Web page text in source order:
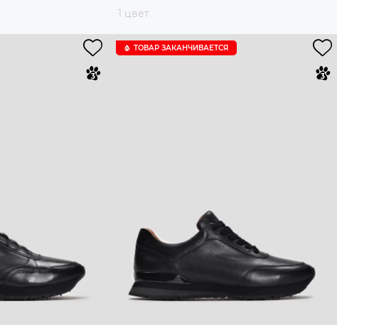
1 цвет
ТОВАР ЗАКАНЧИВАЕТСЯ